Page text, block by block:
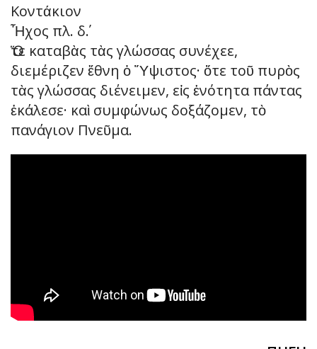
Κοντάκιον
Ἦχος πλ. δ΄.
Ὅτε καταβὰς τὰς γλώσσας συνέχεε,
διεμέριζεν ἔθνη ὁ Ὕψιστος· ὅτε τοῦ πυρὸς
τὰς γλώσσας διένειμεν, εἰς ἑνότητα πάντας
ἐκάλεσε· καὶ συμφώνως δοξάζομεν, τὸ
πανάγιον Πνεῦμα.